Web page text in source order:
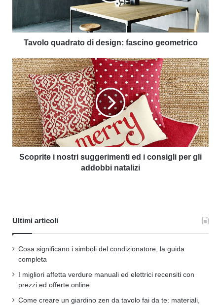
Tavolo quadrato di design: fascino geometrico
Scoprite i nostri suggerimenti ed i consigli per gli
addobbi natalizi
Ultimi articoli
Cosa significano i simboli del condizionatore, la guida
completa
I migliori affetta verdure manuali ed elettrici recensiti con
prezzi ed offerte online
Come creare un giardino zen da tavolo fai da te: materiali,